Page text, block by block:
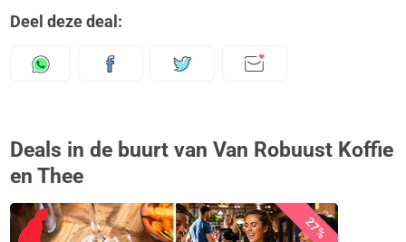
Deel deze deal:
Deals in de buurt van Van Robuust Koffie
en Thee
27%